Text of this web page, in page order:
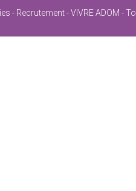
Recrutement VIVRE ADOM -